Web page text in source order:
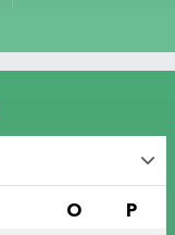
O P